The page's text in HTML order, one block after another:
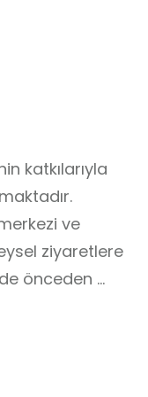
katkılarıyla
ve
ziyaretlere
önceden
konusunda